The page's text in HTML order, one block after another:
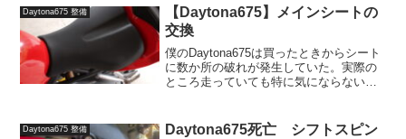
この症状をどうにかしたい。Daytona675
のエ...
Daytona675 整備
【Daytona675】メインシートの
交換
僕のDaytona675は買ったときからシート
に数か所の破れが発生していた。実際の
ところ走っていても特に気にならない程
る。Daytona675のメインシート交換とい
Daytona675 整備
Daytona675死亡 シフトスピン